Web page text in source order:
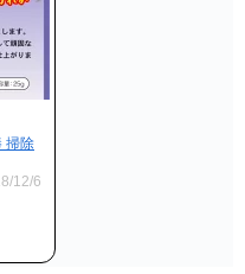
掃除
12/6